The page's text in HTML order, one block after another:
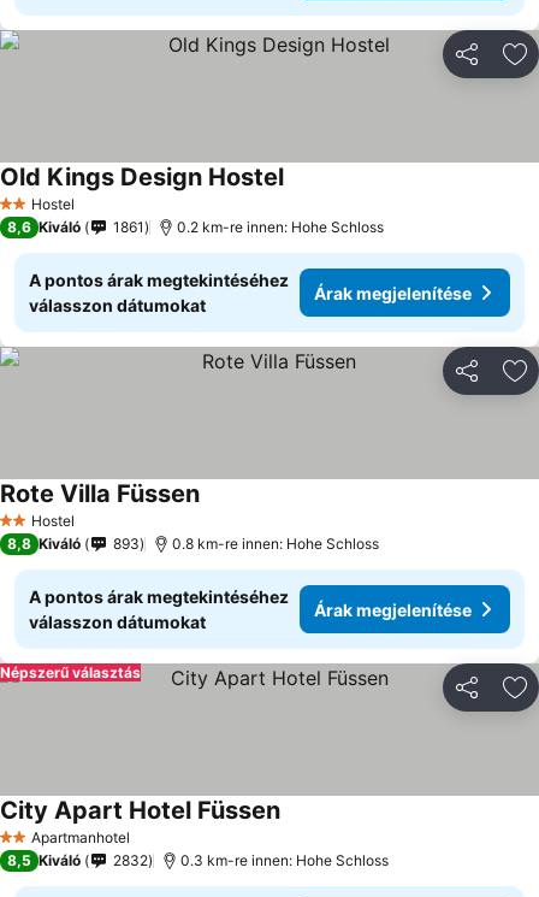
2 Kategória
Hostel
Old Kings Design Hostel
8,6 Kiváló 1861 0.2 km-re innen: Hohe Schloss
A pontos árak megtekintéséhez
válasszon dátumokat
Árak megjelenítése
2 Kategória
Hostel
Rote Villa Füssen
8,8 Kiváló 893 0.8 km-re innen: Hohe Schloss
A pontos árak megtekintéséhez
válasszon dátumokat
Árak megjelenítése
Népszerű választás
2 Kategória
Apartmanhotel
City Apart Hotel Füssen
8,5 Kiváló 2832 0.3 km-re innen: Hohe Schloss